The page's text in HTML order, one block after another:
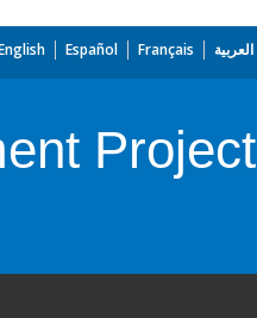
Español Français العربية
Project